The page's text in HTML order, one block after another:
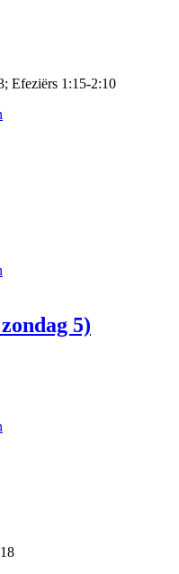
Efeziërs 1:15-2:10
5)